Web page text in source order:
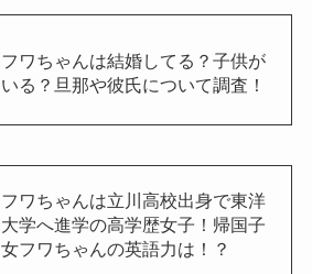
フワちゃんは結婚してる？子供が
いる？旦那や彼氏について調査！
フワちゃんは立川高校出身で東洋
大学へ進学の高学歴女子！帰国子
女フワちゃんの英語力は！？